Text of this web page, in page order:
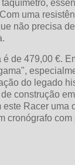
uma
não precisa
é de 479,00 €.
do legado
construção
Racer uma
cronógrafo